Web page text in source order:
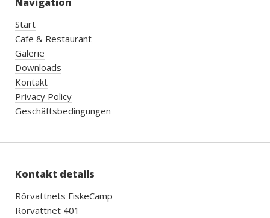
Start
Cafe & Restaurant
Galerie
Downloads
Kontakt
Privacy Policy
Geschäftsbedingungen
Kontakt details
Rörvattnets FiskeCamp
Rörvattnet 401